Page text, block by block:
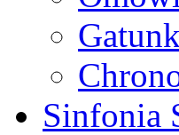
Sinfonia